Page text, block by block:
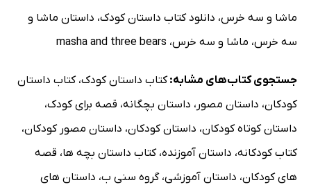
ماشا و سه خرس، دانلود کتاب داستان کودک، داستان ماشا و
سه خرس، ماشا و سه خرس، masha and three bears
جستجوی کتاب‌های مشابه:کتاب داستان کودک،کتاب داستان
کودکان، داستان مصور ، داستان بچگانه، قصه برای کودک،
داستان کوتاه کودکان، داستان کودکان، داستان مصور کودکان،
کتاب کودکانه، داستان آموزنده،کتاب داستان بچه ها، قصه
های کودکان، داستان آموزشی،گروه سنی ب، داستان های